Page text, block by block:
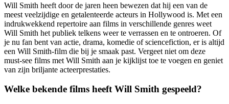
Will Smith heeft door de jaren heen bewezen dat hij een van de
meest veelzijdige en getalenteerde acteurs in Hollywood is. Met een
indrukwekkend repertoire aan films in verschillende genres weet
Will Smith het publiek telkens weer te verrassen en te ontroeren. Of
je nu fan bent van actie, drama, komedie of sciencefiction, er is altijd
een Will Smith-film die bij je smaak past. Vergeet niet om deze
must-see films met Will Smith aan je kijklijst toe te voegen en geniet
van zijn briljante acteerprestaties.
Welke bekende films heeft Will Smith gespeeld?